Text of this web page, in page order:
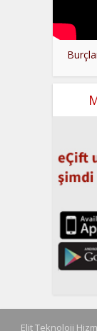
Elit Teknoloji